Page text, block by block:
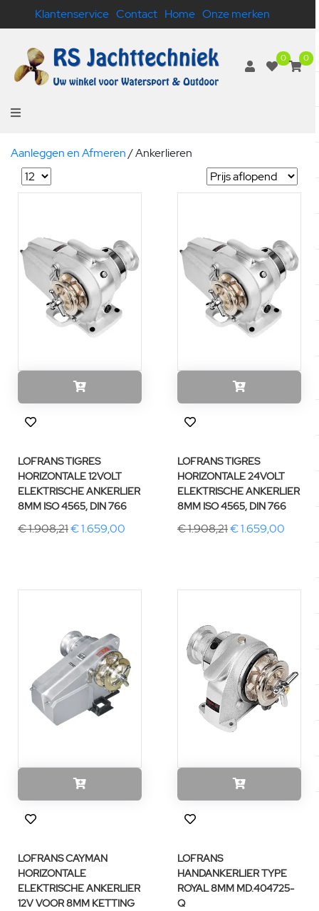
Klantenservice Contact Home Onze merken
0 0
Aanleggen en Afmeren/Ankerlieren
LOFRANS TIGRES
HORIZONTALE 12VOLT
ELEKTRISCHE ANKERLIER
8MM ISO 4565, DIN 766
€ 1.908,21€ 1.659,00
LOFRANS TIGRES
HORIZONTALE 24VOLT
ELEKTRISCHE ANKERLIER
8MM ISO 4565, DIN 766
€ 1.908,21€ 1.659,00
LOFRANS CAYMAN
HORIZONTALE
ELEKTRISCHE ANKERLIER
12V VOOR 8MM KETTING
LOFRANS
HANDANKERLIER TYPE
ROYAL 8MM MD.404725-
Q